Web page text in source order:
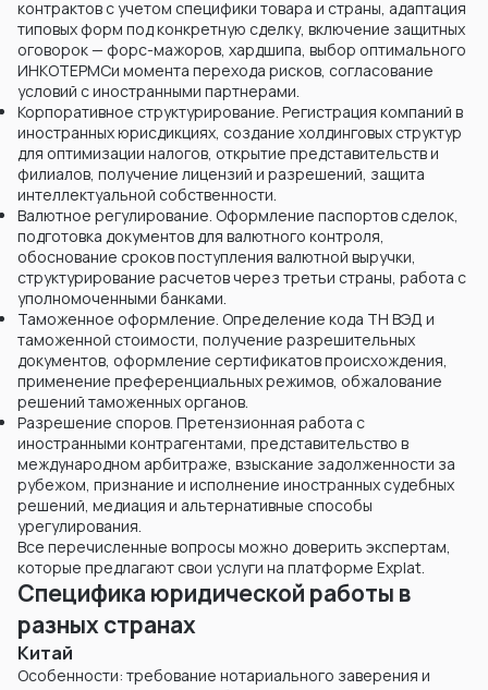
контрактов с учетом специфики товара и страны, адаптация
типовых форм под конкретную сделку, включение защитных
оговорок — форс-мажоров, хардшипа, выбор оптимального
ИНКОТЕРМСи момента перехода рисков, согласование
условий с иностранными партнерами.
Корпоративное структурирование. Регистрация компаний в
иностранных юрисдикциях, создание холдинговых структур
для оптимизации налогов, открытие представительств и
филиалов, получение лицензий и разрешений, защита
интеллектуальной собственности.
Валютное регулирование. Оформление паспортов сделок,
подготовка документов для валютного контроля,
обоснование сроков поступления валютной выручки,
структурирование расчетов через третьи страны, работа с
уполномоченными банками.
Таможенное оформление. Определение кода ТН ВЭД и
таможенной стоимости, получение разрешительных
документов, оформление сертификатов происхождения,
применение преференциальных режимов, обжалование
решений таможенных органов.
Разрешение споров. Претензионная работа с
иностранными контрагентами, представительство в
международном арбитраже, взыскание задолженности за
рубежом, признание и исполнение иностранных судебных
решений, медиация и альтернативные способы
урегулирования.
Все перечисленные вопросы можно доверить экспертам,
которые предлагают свои услуги на платформе Explat.
Специфика юридической работы в
разных странах
Китай
Особенности: требование нотариального заверения и